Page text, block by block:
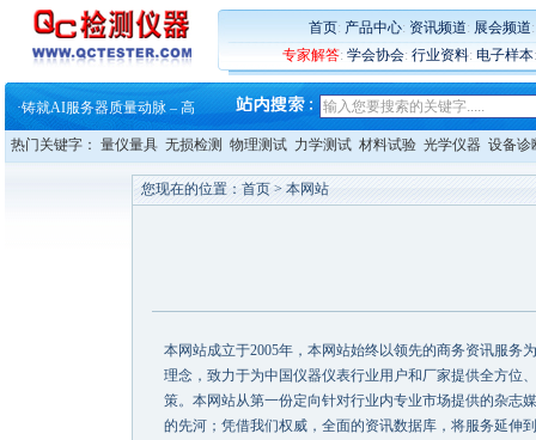
首页: 产品中心: 资讯频道: 展会频道
专家解答: 学会协会: 行业资料: 电子样本
蔡司和亿纬锂能达成战略合作
大牌云集 买家升级 ——26
蔡司软件 | 高效变形分析能
·铸就AI服务器质量动脉 – 高
·铸就AI服务器质量动脉 – 高
·ZEISS BOSELLO ADR 让内部缺
·蔡司和亿纬锂能达成战略合作
大牌云集 买家升级 ——26
热门关键字： 量仪量具 无损检测 物理测试 力学测试 材料试验 光学仪器 设备诊
您现在的位置：首页> 本网站
本网站成立于2005年，本网站始终以领先的商务资讯服务
理念，致力于为中国仪器仪表行业用户和厂家提供全方位
策。 本网站从第一份定向针对行业内专业市场提供的杂志
的先河；凭借我们权威，全面的资讯数据库，将服务延伸